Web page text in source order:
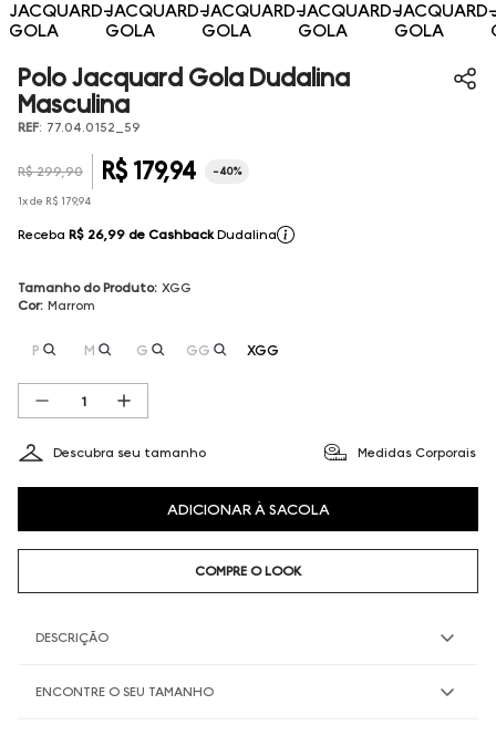
Polo Jacquard Gola Dudalina
Masculina
REF: 77.04.0152_59
R$ 299,90 R$179,94 -40%
1x de R$ 179,94
Receba R$ 26,99 de Cashback Dudalina
Tamanho do Produto: XGG
Cor: Marrom
P M G GG XGG
Descubra seu tamanho Medidas Corporais
ADICIONAR À SACOLA
COMPRE O LOOK
DESCRIÇÃO
ENCONTRE O SEU TAMANHO